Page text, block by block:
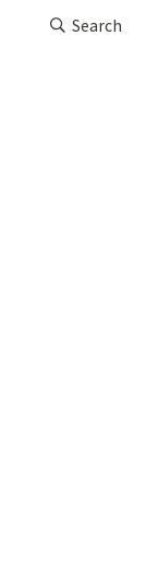
Search